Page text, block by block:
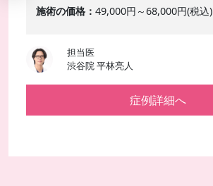
施術の価格
49,000円～68,000円(税込)
担当医
渋谷院 平林亮人
症例詳細へ